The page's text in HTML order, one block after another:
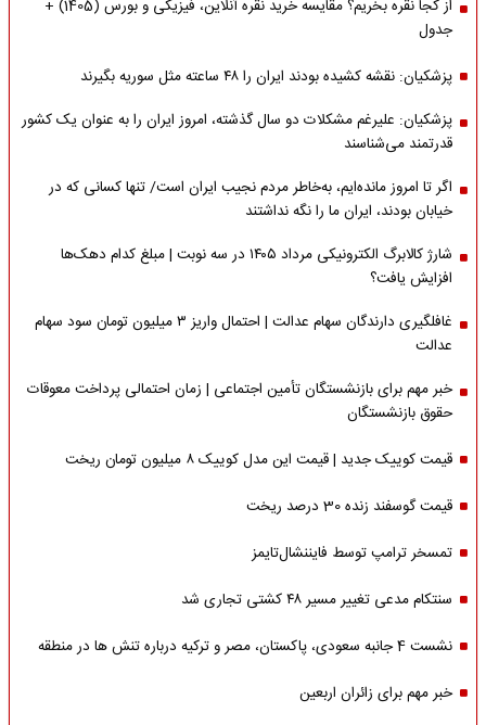
از کجا نقره بخریم؟ مقایسه خرید نقره آنلاین، فیزیکی و بورس (1405) +
جدول
پزشکیان: نقشه کشیده بودند ایران را ۴۸ ساعته مثل سوریه بگیرند
پزشکیان: علیرغم مشکلات دو سال گذشته، امروز ایران را به عنوان یک کشور
قدرتمند می‌شناسند
اگر تا امروز مانده‌ایم، به‌خاطر مردم نجیب ایران است/ تنها کسانی که در
خیابان بودند، ایران ما را نگه نداشتند
شارژ کالابرگ الکترونیکی مرداد ۱۴۰۵ در سه نوبت | مبلغ کدام دهک‌ها
افزایش یافت؟
غافلگیری دارندگان سهام عدالت | احتمال واریز ۳ میلیون تومان سود سهام
عدالت
خبر مهم برای بازنشستگان تأمین اجتماعی | زمان احتمالی پرداخت معوقات
حقوق بازنشستگان
قیمت کوییک جدید | قیمت این مدل کوییک ۸ میلیون تومان ریخت
قیمت گوسفند زنده 30 درصد ریخت
تمسخر ترامپ توسط فایننشال‌تایمز
سنتکام مدعی تغییر مسیر ۴۸ کشتی تجاری شد
نشست 4 جانبه سعودی، پاکستان، مصر و ترکیه درباره تنش ها در منطقه
خبر مهم برای زائران اربعین